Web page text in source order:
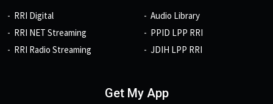
RRI Digital
RRI NET Streaming
RRI Radio Streaming
Audio Library
PPID LPP RRI
JDIH LPP RRI
Get My App